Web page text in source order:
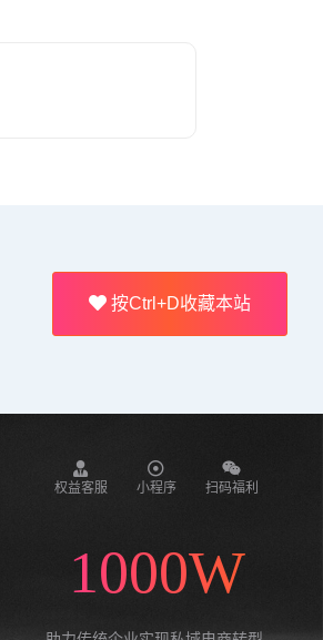
按Ctrl+D收藏本站
权益客服 小程序 扫码福利
1000W